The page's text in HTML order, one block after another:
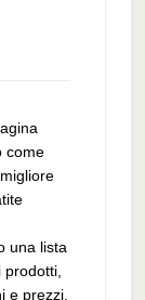
come
una lista
e prezzi.